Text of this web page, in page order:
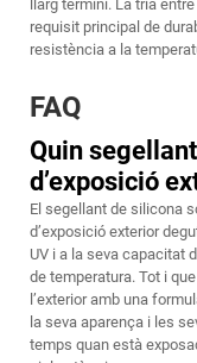
llarg termini. La tria
requisit principal de
resistència a la
FAQ
Quin
d’exposició
El segellant de silicona
d’exposició exterior
UV i a la seva capacitat
de temperatura. Tot i
l’exterior amb una
la seva aparença i les
temps quan està